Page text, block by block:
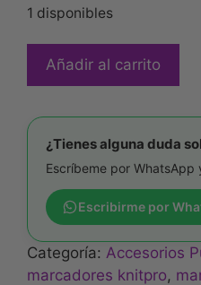
1 disponibles
Añadir al carrito
¿Tienes alguna duda
Escríbeme por WhatsApp
Escribirme por
Categoría: Accesorios
marcadores knitpro,